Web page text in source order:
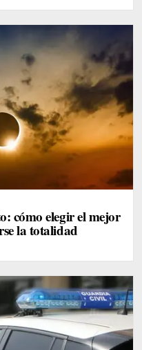
cómo elegir el mejor
la totalidad